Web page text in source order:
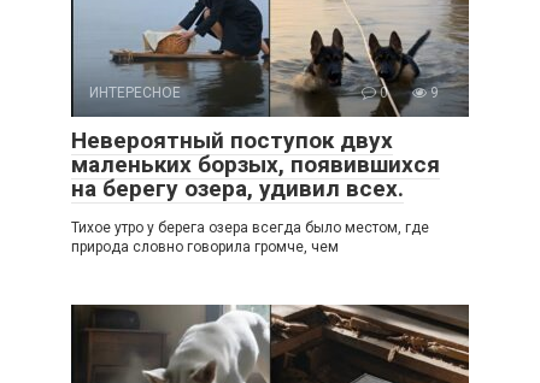
ИНТЕРЕСНОЕ 0 9
Невероятный поступок двух
маленьких борзых, появившихся
на берегу озера, удивил всех.
Тихое утро у берега озера всегда было местом, где
природа словно говорила громче, чем